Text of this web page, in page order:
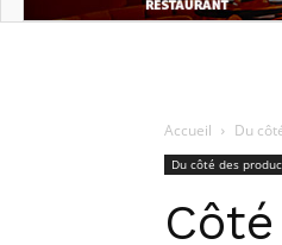
Accueil Du
Du côté des